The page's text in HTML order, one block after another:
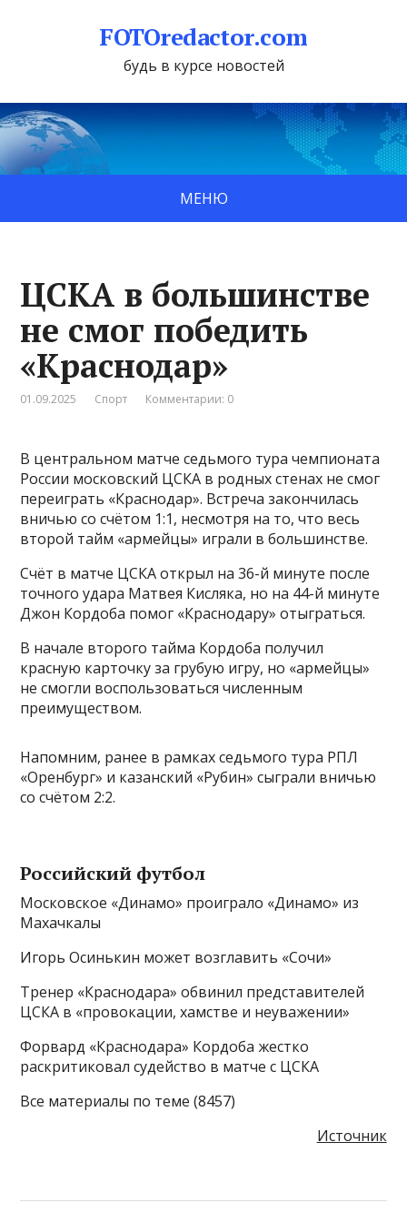
FOTOredactor.com
будь в курсе новостей
МЕНЮ
ЦСКА в большинстве
не смог победить
«Краснодар»
01.09.2025 Спорт Комментарии: 0
В центральном матче седьмого тура чемпионата
России московский ЦСКА в родных стенах не смог
переиграть «Краснодар». Встреча закончилась
вничью со счётом 1:1, несмотря на то, что весь
второй тайм «армейцы» играли в большинстве.
Счёт в матче ЦСКА открыл на 36-й минуте после
точного удара Матвея Кисляка, но на 44-й минуте
Джон Кордоба помог «Краснодару» отыграться.
В начале второго тайма Кордоба получил
красную карточку за грубую игру, но «армейцы»
не смогли воспользоваться численным
преимуществом.
Напомним, ранее в рамках седьмого тура РПЛ
«Оренбург» и казанский «Рубин» сыграли вничью
со счётом 2:2.
Российский футбол
Московское «Динамо» проиграло «Динамо» из
Махачкалы
Игорь Осинькин может возглавить «Сочи»
Тренер «Краснодара» обвинил представителей
ЦСКА в «провокации, хамстве и неуважении»
Форвард «Краснодара» Кордоба жестко
раскритиковал судейство в матче с ЦСКА
Все материалы по теме (8457)
Источник